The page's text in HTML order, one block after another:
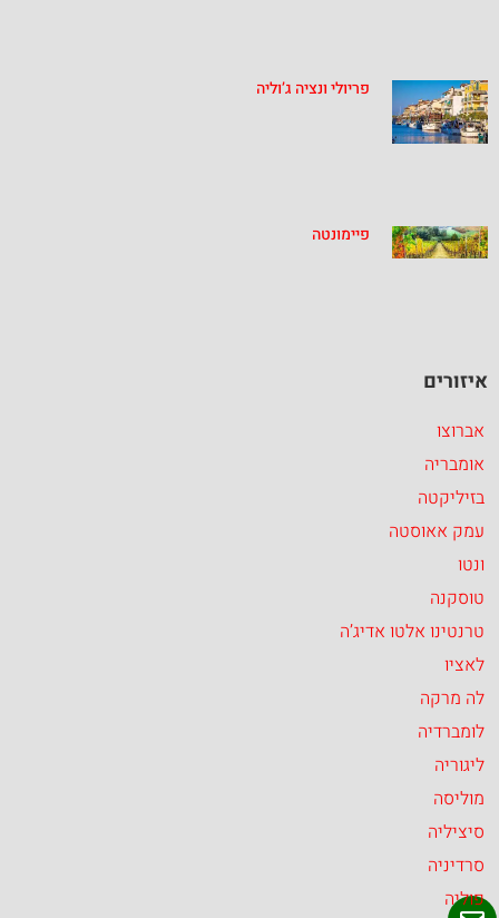
פריולי ונציה ג’וליה
פיימונטה
איזורים
אברוצו
אומבריה
בזיליקטה
עמק אאוסטה
ונטו
טוסקנה
טרנטינו אלטו אדיג’ה
לאציו
לה מרקה
לומברדיה
ליגוריה
מוליסה
סיציליה
סרדיניה
פוליה